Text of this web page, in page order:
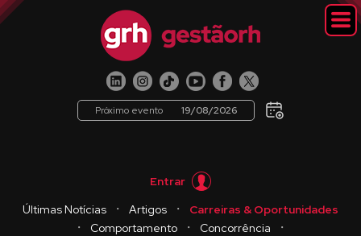
Próximo evento 19/08/2026
Entrar
Últimas Notícias
・ Artigos ・
Carreiras & Oportunidades
・
Comportamento ・ Concorrência
・